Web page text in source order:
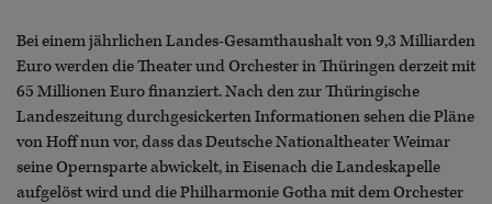
Bei einem jährlichen Landes-Gesamthaushalt von 9,3 Milliarden
Euro werden die Theater und Orchester in Thüringen derzeit mit
65 Millionen Euro finanziert. Nach den zur Thüringische
Landeszeitung durchgesickerten Informationen sehen die Pläne
von Hoff nun vor, dass das Deutsche Nationaltheater Weimar
seine Opernsparte abwickelt, in Eisenach die Landeskapelle
aufgelöst wird und die Philharmonie Gotha mit dem Orchester